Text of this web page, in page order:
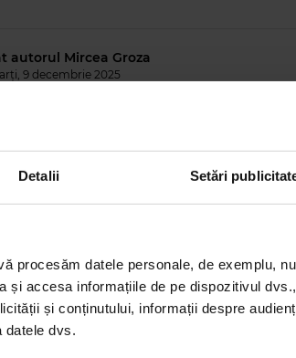
Detalii Setări
procesăm datele personale, de exemplu,
și accesa informațiile de pe dispozitivul
și conținutului, informații despre
datele dvs.
autorul Mircea Groza
9 decembrie 2025
- 4.12.2025
4 decembrie 2025